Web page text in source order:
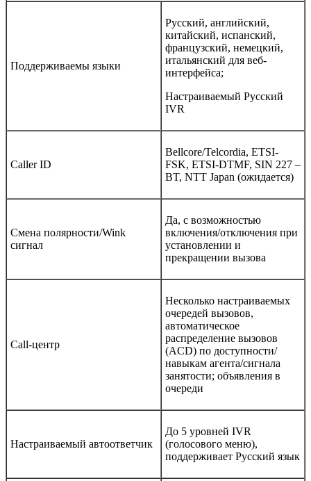
Поддерживаемы языки
Русский, английский,
китайский, испанский,
французский, немецкий,
итальянский для веб-
интерфейса;
Настраиваемый Русский
IVR
Caller ID
Bellcore/Telcordia, ETSI-
FSK, ETSI-DTMF, SIN 227 –
BT, NTT Japan (ожидается)
Смена полярности/Wink
сигнал
Да, с возможностью
включения/отключения при
установлении и
прекращении вызова
Call-центр
Несколько настраиваемых
очередей вызовов,
автоматическое
распределение вызовов
(ACD) по доступности/
навыкам агента/сигнала
занятости; объявления в
очереди
Настраиваемый автоответчик
До 5 уровней IVR
(голосового меню),
поддерживает Русский язык